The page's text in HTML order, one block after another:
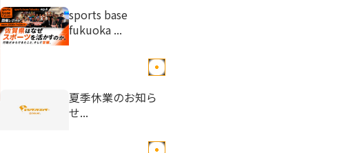
sports base
fukuoka ...
夏季休業のお知ら
せ...